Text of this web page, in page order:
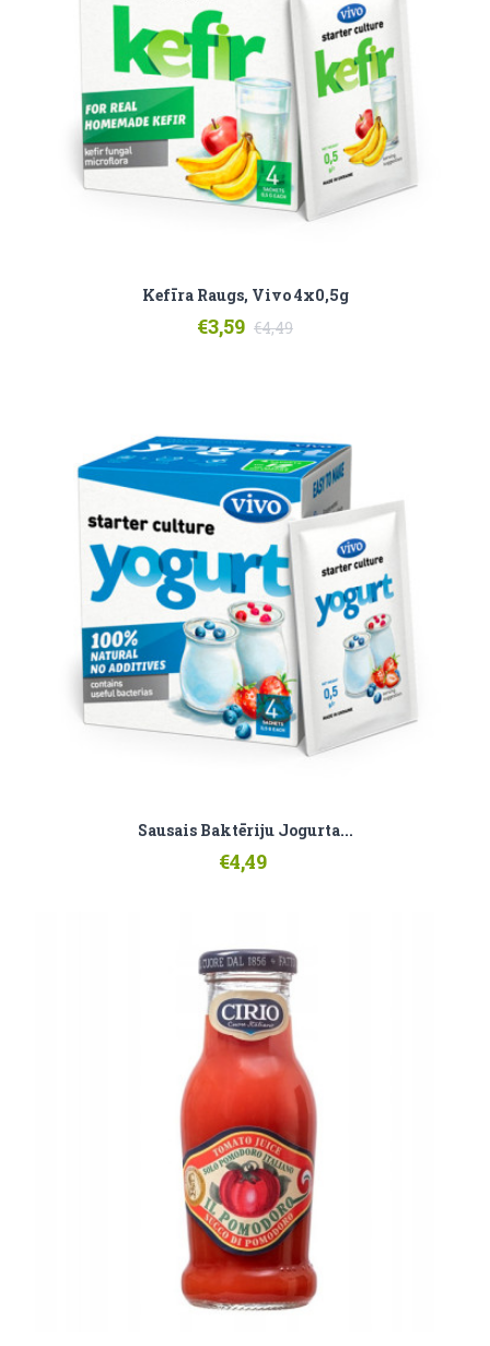
Kefīra Raugs, Vivo 4x0,5g
€3,59 €4,49
Sausais Baktēriju Jogurta...
€4,49